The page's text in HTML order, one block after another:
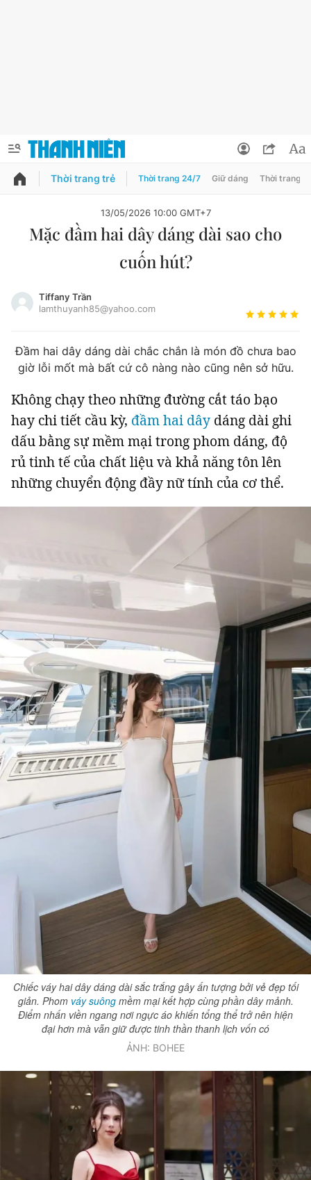
PODCAST QUẢNG CÁO
Chuyên mục khác
Video Podcasts
Magazine
Bạn cần biết
Thông tin tòa soạn Liên hệ quảng cáo
Đọc Thanh Niên trên điện thoại
Theo dõi báo trên
0906 645 777
Liên hệ quảng cáo
Tòa soạn Chính sách bảo
Tổng biên tập: Nguyễn Ngọc Toàn
Phó tổng biên tập: Hải Thành
Ủy viên Ban biên tập - Tổng Thư ký tòa soạn: Trần Việt Hưng
Giấy phép xuất bản số 110/GP - BTTTT cấp ngày 24.3.2020
© 2003-2026 Bản quyền thuộc về Báo Thanh Niên. Cấm sao chép
dưới mọi hình thức nếu không có sự chấp thuận bằng văn bản.
Phát triển bởi ePi Technologies, JSC.
Thông tin tài khoản
Tin đã lưu
Đăng xuất
Thời trang trẻ Thời trang 24/7 Giữ dáng Thời trang
13/05/2026 10:00 GMT+7
Mặc đầm hai dây dáng dài sao cho
cuốn hút?
Tiffany Trần
lamthuyanh85@yahoo.com
Đầm hai dây dáng dài chắc chắn là món đồ chưa bao
giờ lỗi mốt mà bất cứ cô nàng nào cũng nên sở hữu.
Không chạy theo những đường cắt táo bạo
hay chi tiết cầu kỳ, đầm hai dây dáng dài ghi
dấu bằng sự mềm mại trong phom dáng, độ
rủ tinh tế của chất liệu và khả năng tôn lên
những chuyển động đầy nữ tính của cơ thể.
Chiếc váy hai dây dáng dài sắc trắng gây ấn tượng bởi vẻ đẹp tối
giản. Phomváy suôngmềm mại kết hợp cùng phần dây mảnh.
Điểm nhấn viền ngang nơi ngực áo khiến tổng thể trở nên hiện
đại hơn mà vẫn giữ được tinh thần thanh lịch vốn có
ẢNH: BOHEE